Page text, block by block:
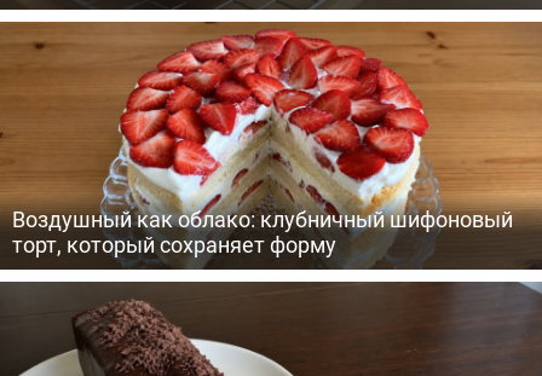
Воздушный как облако: клубничный шифоновый
торт, который сохраняет форму